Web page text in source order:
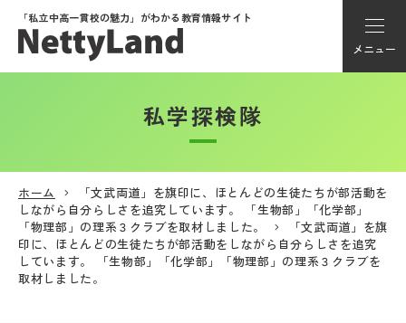
「私立中高一貫校の魅力」がわかる教育情報サイト
メニュー
アカウント登録
メニュー
学校選び
私学探検隊
ホーム
「文武両道」を旗印に、ほとんどの生徒たちが部活動を
しながら自分らしさを追究しています。 「生物部」「化学部」
「物理部」の理系３クラブを取材しました。
「文武両道」を旗
印に、ほとんどの生徒たちが部活動をしながら自分らしさを追究
しています。 「生物部」「化学部」「物理部」の理系３クラブを
取材しました。